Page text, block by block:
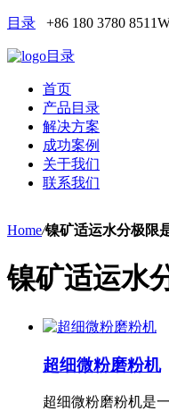
目录 +86 180 3780 8511
目录
首页
产品目录
解决方案
成功案例
关于我们
联系我们
Home/镍矿适运水分极限
镍矿适运水
超细微粉磨粉机
超细微粉磨粉机是